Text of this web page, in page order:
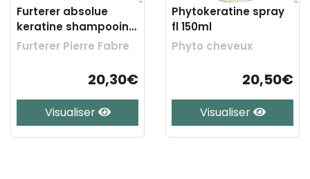
Furterer absolue
keratine shampooing
nf 19 200ml
Furterer Pierre Fabre
20,30€
Visualiser
Phytokeratine spray
fl 150ml
Phyto cheveux
20,50€
Visualiser